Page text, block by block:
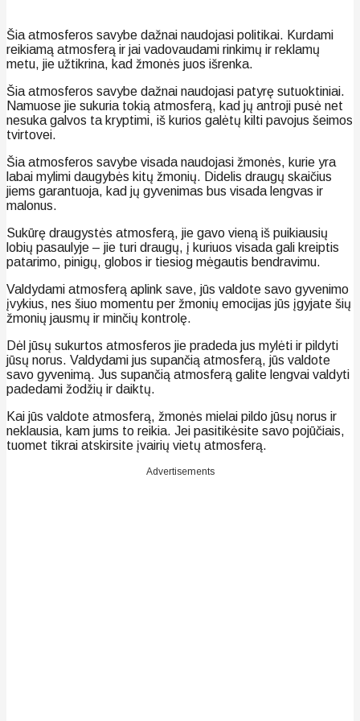
Šia atmosferos savybe dažnai naudojasi politikai. Kurdami
reikiamą atmosferą ir jai vadovaudami rinkimų ir reklamų
metu, jie užtikrina, kad žmonės juos išrenka.
Šia atmosferos savybe dažnai naudojasi patyrę sutuoktiniai.
Namuose jie sukuria tokią atmosferą, kad jų antroji pusė net
nesuka galvos ta kryptimi, iš kurios galėtų kilti pavojus šeimos
tvirtovei.
Šia atmosferos savybe visada naudojasi žmonės, kurie yra
labai mylimi daugybės kitų žmonių. Didelis draugų skaičius
jiems garantuoja, kad jų gyvenimas bus visada lengvas ir
malonus.
Sukūrę draugystės atmosferą, jie gavo vieną iš puikiausių
lobių pasaulyje – jie turi draugų, į kuriuos visada gali kreiptis
patarimo, pinigų, globos ir tiesiog mėgautis bendravimu.
Valdydami atmosferą aplink save, jūs valdote savo gyvenimo
įvykius, nes šiuo momentu per žmonių emocijas jūs įgyjate šių
žmonių jausmų ir minčių kontrolę.
Dėl jūsų sukurtos atmosferos jie pradeda jus mylėti ir pildyti
jūsų norus. Valdydami jus supančią atmosferą, jūs valdote
savo gyvenimą. Jus supančią atmosferą galite lengvai valdyti
padedami žodžių ir daiktų.
Kai jūs valdote atmosferą, žmonės mielai pildo jūsų norus ir
neklausia, kam jums to reikia. Jei pasitikėsite savo pojūčiais,
tuomet tikrai atskirsite įvairių vietų atmosferą.
Advertisements